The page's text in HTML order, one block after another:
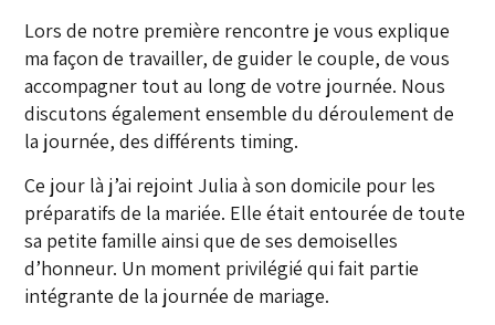
Lors de notre première rencontre je vous explique
ma façon de travailler, de guider le couple, de vous
accompagner tout au long de votre journée. Nous
discutons également ensemble du déroulement de
la journée, des différents timing.
Ce jour là j’ai rejoint Julia à son domicile pour les
préparatifs de la mariée. Elle était entourée de toute
sa petite famille ainsi que de ses demoiselles
d’honneur. Un moment privilégié qui fait partie
intégrante de la journée de mariage.